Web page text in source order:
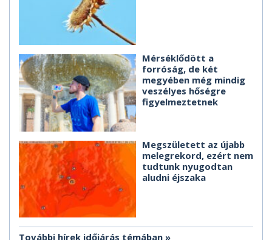
Mérséklődött a
forróság, de két
megyében még mindig
veszélyes hőségre
figyelmeztetnek
Megszületett az újabb
melegrekord, ezért nem
tudtunk nyugodtan
aludni éjszaka
További hírek időjárás témában